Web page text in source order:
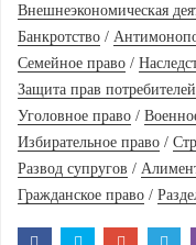
Внешнеэкономическая
Банкротство /
Семейное право /
Защита прав потребителей
Уголовное право /
Избирательное право /
Развод супругов /
Гражданское право /